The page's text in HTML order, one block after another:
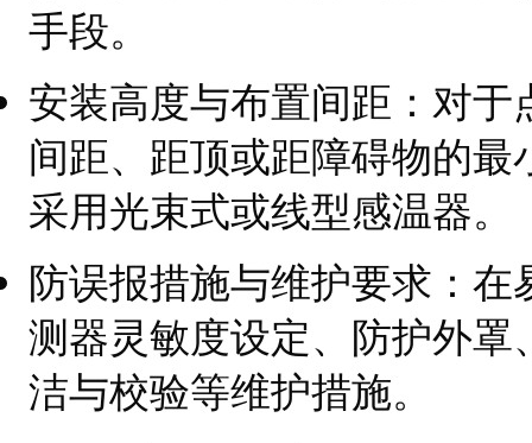
手段。
安装高度与布置间距：对
间距、距顶或距障碍物的
采用光束式或线型感温器。
防误报措施与维护要求：
测器灵敏度设定、防护外
洁与校验等维护措施。